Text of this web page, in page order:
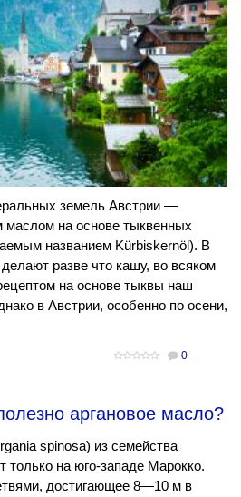
земель Австрии —
маслом на основе тыквенных
названием Kürbiskernöl). В
разве что кашу, во всяком
на основе тыквы наш
в Австрии, особенно по осени,
0
аргановое масло?
spinosa) из семейства
только на юго-западе Марокко.
достигающее 8—10 м в